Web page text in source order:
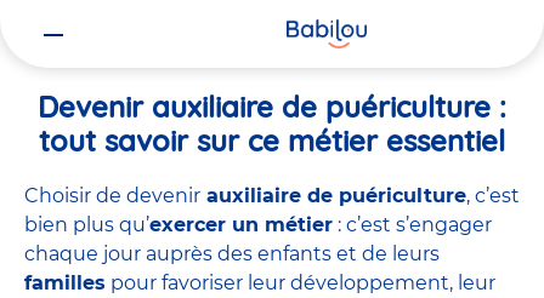
Devenir auxiliaire de puériculture :
tout savoir sur ce métier essentiel
Choisir de devenir auxiliaire de puériculture, c’est
bien plus qu’exercer un métier : c’est s’engager
chaque jour auprès des enfants et de leurs
familles pour favoriser leur développement, leur